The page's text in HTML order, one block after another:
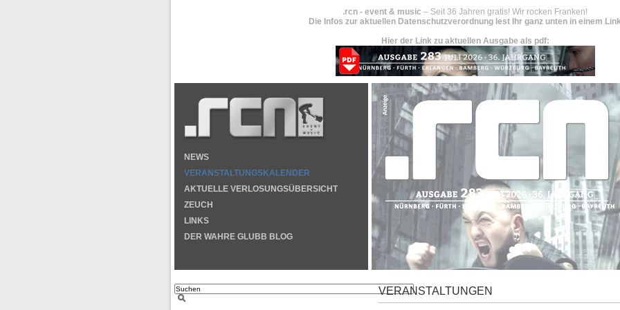
.rcn - event & music – Seit 36 Jahren gratis! Wir rocken Franken!
Die Infos zur aktuellen Datenschutzverordnung lest Ihr ganz unten in einem
Hier der Link zu aktuellen Ausgabe als pdf:
NEWS
VERANSTALTUNGSKALENDER
AKTUELLE VERLOSUNGSÜBERSICHT
ZEUCH
LINKS
DER WAHRE GLUBB BLOG
VERANSTALTUNGEN